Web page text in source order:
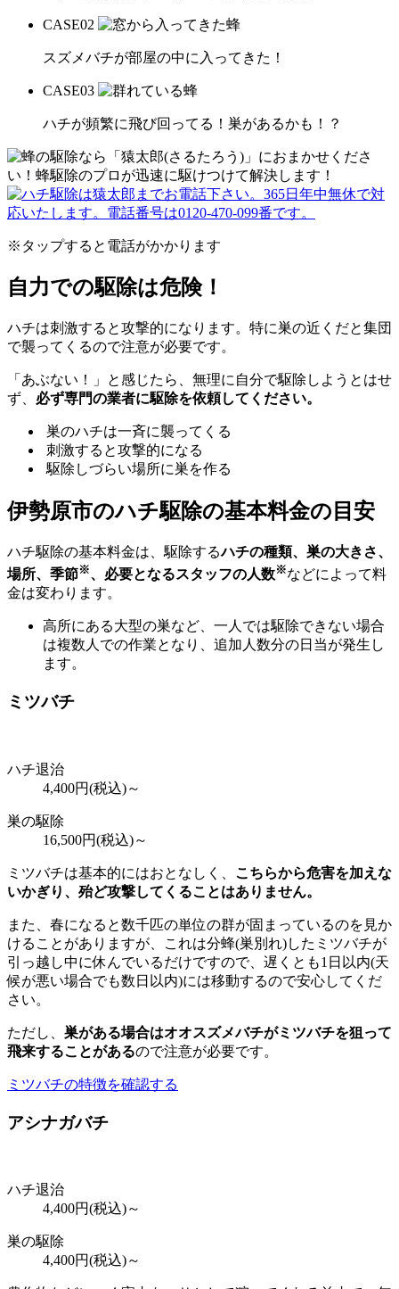
CASE02
スズメバチが部屋の中に入ってきた！
CASE03
ハチが頻繁に飛び回ってる！巣があるかも！？
※タップすると電話がかかります
自力での駆除は危険！
ハチは刺激すると攻撃的になります。特に巣の近くだと集団
で襲ってくるので注意が必要です。
「あぶない！」と感じたら、無理に自分で駆除しようとはせ
ず、 必ず専門の業者に駆除を依頼してください。
巣のハチは一斉に襲ってくる
刺激すると攻撃的になる
駆除しづらい場所に巣を作る
伊勢原市のハチ駆除の基本料金の目安
ハチ駆除の基本料金は、駆除するハチの種類、巣の大きさ、
場所、季節※、必要となるスタッフの人数※などによって料
金は変わります。
高所にある大型の巣など、一人では駆除できない場合
は複数人での作業となり、追加人数分の日当が発生し
ます。
ミツバチ
ハチ退治
4,400円(税込)～
巣の駆除
16,500円(税込)～
ミツバチは基本的にはおとなしく、 こちらから危害を加えな
いかぎり、殆ど攻撃してくることはありません。
また、春になると数千匹の単位の群が固まっているのを見か
けることがありますが、これは分蜂(巣別れ)したミツバチが
引っ越し中に休んでいるだけですので、遅くとも1日以内(天
候が悪い場合でも数日以内)には移動するので安心してくだ
さい。
ただし、 巣がある場合はオオスズメバチがミツバチを狙って
飛来することがあるので注意が必要です。
ミツバチの特徴を確認する
アシナガバチ
ハチ退治
4,400円(税込)～
巣の駆除
4,400円(税込)～